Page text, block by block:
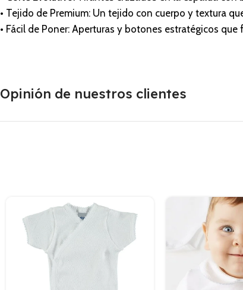
• Tejido de Premium: Un tejido con cuerpo y textura
• Fácil de Poner: Aperturas y botones estratégicos
Opinión de nuestros clientes